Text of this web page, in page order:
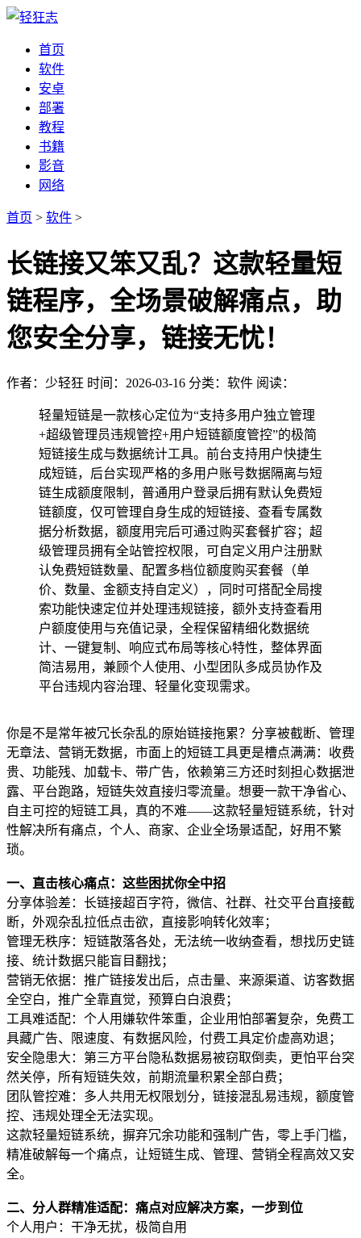
首页
软件
安卓
部署
教程
书籍
影音
网络
首页 > 软件 >
长链接又笨又乱？这款轻量短
链程序，全场景破解痛点，助
您安全分享，链接无忧！
作者：少轻狂 时间：2026-03-16 分类：软件 阅读：
轻量短链是一款核心定位为“支持多用户独立管理
+超级管理员违规管控+用户短链额度管控”的极简
短链接生成与数据统计工具。前台支持用户快捷生
成短链，后台实现严格的多用户账号数据隔离与短
链生成额度限制，普通用户登录后拥有默认免费短
链额度，仅可管理自身生成的短链接、查看专属数
据分析数据，额度用完后可通过购买套餐扩容；超
级管理员拥有全站管控权限，可自定义用户注册默
认免费短链数量、配置多档位额度购买套餐（单
价、数量、金额支持自定义），同时可搭配全局搜
索功能快速定位并处理违规链接，额外支持查看用
户额度使用与充值记录，全程保留精细化数据统
计、一键复制、响应式布局等核心特性，整体界面
简洁易用，兼顾个人使用、小型团队多成员协作及
平台违规内容治理、轻量化变现需求。
你是不是常年被冗长杂乱的原始链接拖累？分享被截断、管理
无章法、营销无数据，市面上的短链工具更是槽点满满：收费
贵、功能残、加载卡、带广告，依赖第三方还时刻担心数据泄
露、平台跑路，短链失效直接归零流量。想要一款干净省心、
自主可控的短链工具，真的不难——这款轻量短链系统，针对
性解决所有痛点，个人、商家、企业全场景适配，好用不繁
琐。
一、直击核心痛点：这些困扰你全中招
分享体验差：长链接超百字符，微信、社群、社交平台直接截
断，外观杂乱拉低点击欲，直接影响转化效率；
管理无秩序：短链散落各处，无法统一收纳查看，想找历史链
接、统计数据只能盲目翻找；
营销无依据：推广链接发出后，点击量、来源渠道、访客数据
全空白，推广全靠直觉，预算白白浪费；
工具难适配：个人用嫌软件笨重，企业用怕部署复杂，免费工
具藏广告、限速度、有数据风险，付费工具定价虚高劝退；
安全隐患大：第三方平台隐私数据易被窃取倒卖，更怕平台突
然关停，所有短链失效，前期流量积累全部白费；
团队管控难：多人共用无权限划分，链接混乱易违规，额度管
控、违规处理全无法实现。
这款轻量短链系统，摒弃冗余功能和强制广告，零上手门槛，
精准破解每一个痛点，让短链生成、管理、营销全程高效又安
全。
二、分人群精准适配：痛点对应解决方案，一步到位
个人用户：干净无扰，极简自用